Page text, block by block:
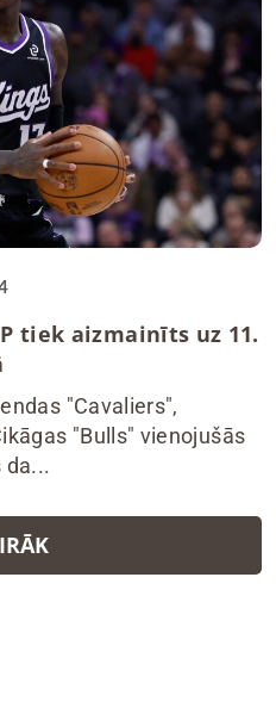
tiek aizmainīts uz 11.
"Cavaliers",
"Bulls" vienojušās
da...